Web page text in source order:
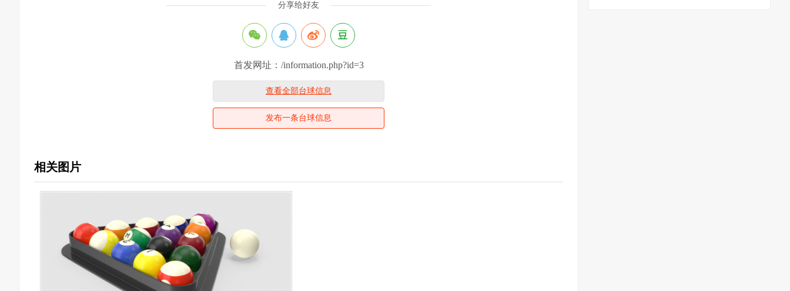
分享给好友
首发网址：/information.php?id=3
查看全部台球信息
发布一条台球信息
相关图片